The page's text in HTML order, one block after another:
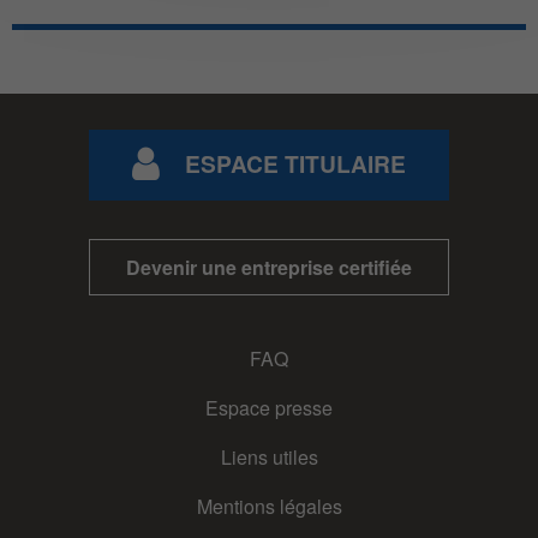
ESPACE TITULAIRE
Devenir une entreprise certifiée
FAQ
Espace presse
Liens utiles
Mentions légales